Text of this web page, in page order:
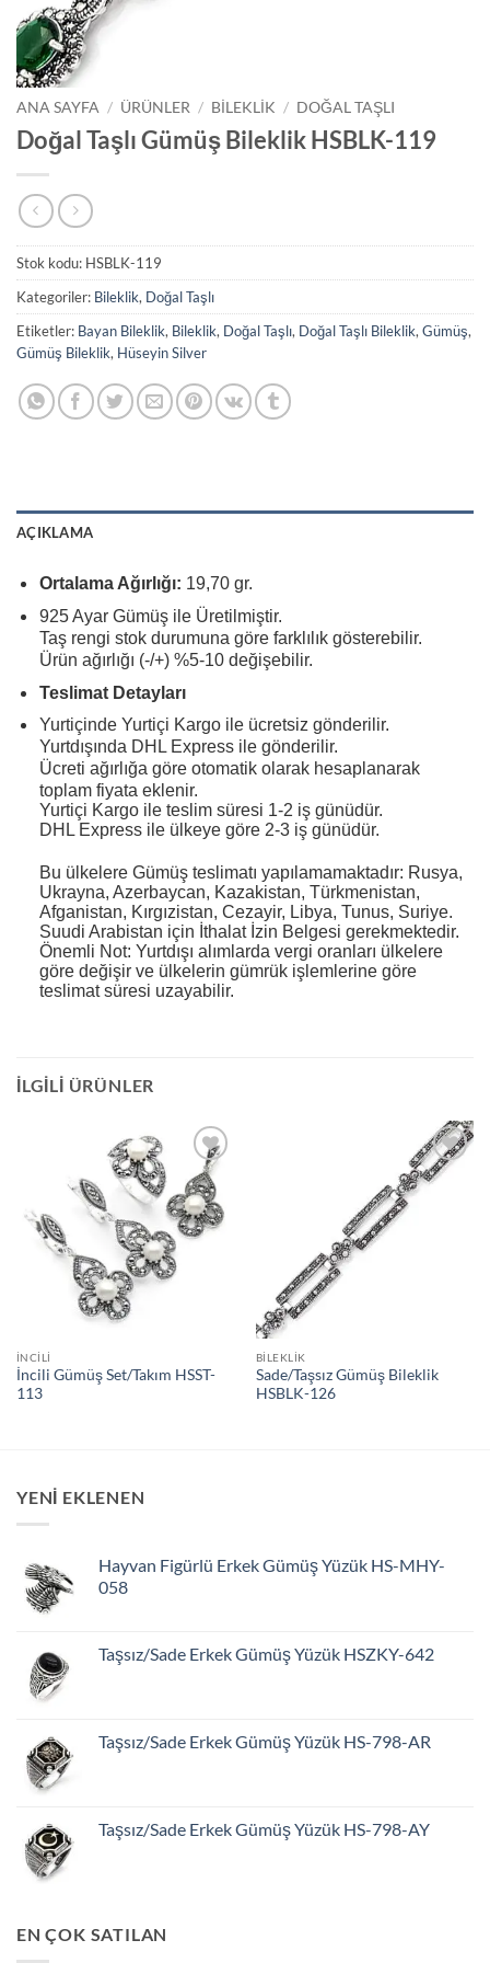
ANA SAYFA / ÜRÜNLER / BILEKLIK / DOĞAL TAŞLI
Doğal Taşlı Gümüş Bileklik HSBLK-119
Stok kodu: HSBLK-119
Kategoriler: Bileklik, Doğal Taşlı
Etiketler: Bayan Bileklik, Bileklik, Doğal Taşlı, Doğal Taşlı Bileklik,Gümüş,
Gümüş Bileklik, Hüseyin Silver
AÇIKLAMA
Ortalama Ağırlığı: 19,70 gr.
925 Ayar Gümüş ile Üretilmiştir.
Taş rengi stok durumuna göre farklılık gösterebilir.
Ürün ağırlığı (-/+) %5-10 değişebilir.
Teslimat Detayları
Yurtiçinde Yurtiçi Kargo ile ücretsiz gönderilir.
Yurtdışında DHL Express ile gönderilir.
Ücreti ağırlığa göre otomatik olarak hesaplanarak
toplam fiyata eklenir.
Yurtiçi Kargo ile teslim süresi 1-2 iş günüdür.
DHL Express ile ülkeye göre 2-3 iş günüdür.
Bu ülkelere Gümüş teslimatı yapılamamaktadır: Rusya,
Ukrayna, Azerbaycan, Kazakistan, Türkmenistan,
Afganistan, Kırgızistan, Cezayir, Libya, Tunus, Suriye.
Suudi Arabistan için İthalat İzin Belgesi gerekmektedir.
Önemli Not: Yurtdışı alımlarda vergi oranları ülkelere
göre değişir ve ülkelerin gümrük işlemlerine göre
teslimat süresi uzayabilir.
İLGILI ÜRÜNLER
İstek
Listeme
Ekle
İNCILI
İncili Gümüş Set/Takım HSST-
113
İstek
BILEKLIK
Sade/Taşsız Gümüş Bileklik
HSBLK-126
YENİ EKLENEN
Hayvan Figürlü Erkek Gümüş Yüzük HS-MHY-
058
Taşsız/Sade Erkek Gümüş Yüzük HSZKY-642
Taşsız/Sade Erkek Gümüş Yüzük HS-798-AR
Taşsız/Sade Erkek Gümüş Yüzük HS-798-AY
EN ÇOK SATILAN